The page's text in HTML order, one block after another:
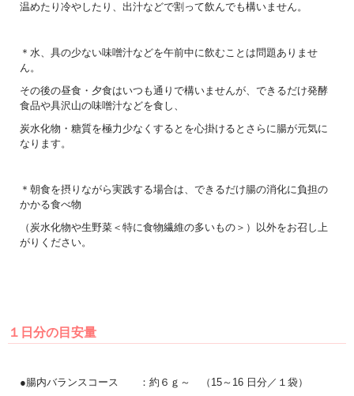
温めたり冷やしたり、出汁などで割って飲んでも構いません。
＊水、具の少ない味噌汁などを午前中に飲むことは問題ありませ
ん。
その後の昼食・夕食はいつも通りで構いませんが、できるだけ発酵
食品や具沢山の味噌汁などを食し、
炭水化物・糖質を極力少なくするとを心掛けるとさらに腸が元気に
なります。
＊朝食を摂りながら実践する場合は、できるだけ腸の消化に負担の
かかる食べ物
（炭水化物や生野菜＜特に食物繊維の多いもの＞）以外をお召し上
がりください。
１日分の目安量
●腸内バランスコース ：約６ｇ～ （15～16 日分／１袋）